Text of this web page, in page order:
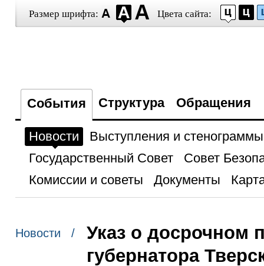
Размер шрифта: Цвета сайта:
События Структура Обращения
Новости
Выступления и стенограммы
Государственный Совет
Совет
Комиссии и советы
Документы
Новости /
Указ о досрочном
губернатора